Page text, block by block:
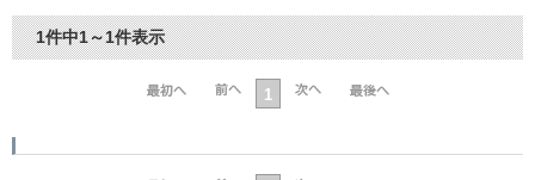
1件中1～1件表示
1